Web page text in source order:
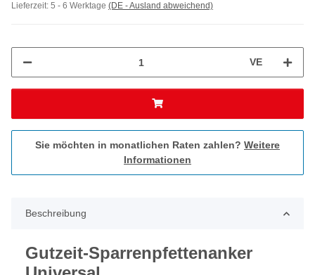
Lieferzeit: 5 - 6 Werktage (DE - Ausland abweichend)
VE
Sie möchten in monatlichen Raten zahlen? Weitere
Informationen
Beschreibung
Gutzeit-Sparrenpfettenanker